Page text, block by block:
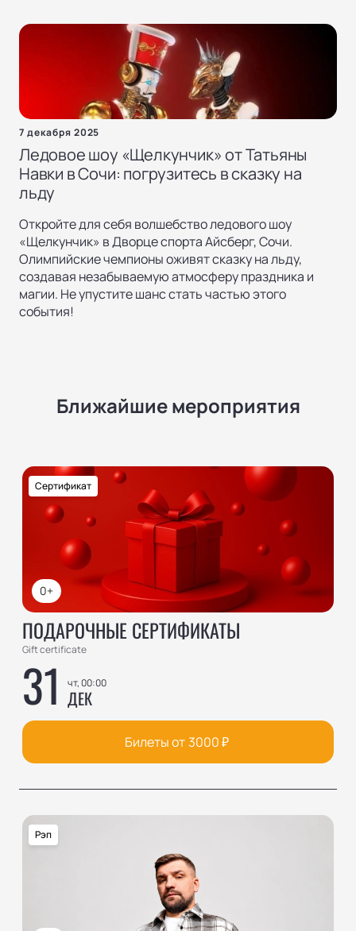
7 декабря 2025
Ледовое шоу «Щелкунчик» от Татьяны
Навки в Сочи: погрузитесь в сказку на
льду
Откройте для себя волшебство ледового шоу
«Щелкунчик» в Дворце спорта Айсберг, Сочи.
Олимпийские чемпионы оживят сказку на льду,
создавая незабываемую атмосферу праздника и
магии. Не упустите шанс стать частью этого
события!
Ближайшие мероприятия
0+
Сертификат
ПОДАРОЧНЫЕ СЕРТИФИКАТЫ
Gift certificate
31 чт, 00:00
ДЕК
Билеты от 3000₽
Рэп